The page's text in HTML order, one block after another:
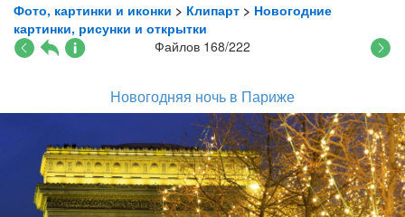
Фото, картинки и иконки > Клипарт > Новогодние
картинки, рисунки и открытки
Файлов 168/222
Новогодняя ночь в Париже